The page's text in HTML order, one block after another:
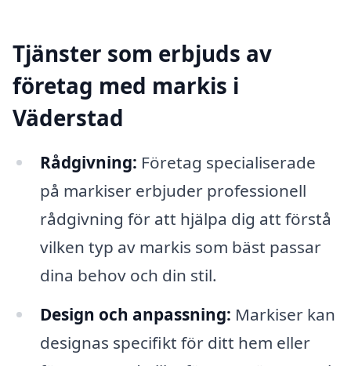
Tjänster som erbjuds av
företag med markis i
Väderstad
Rådgivning: Företag specialiserade
på markiser erbjuder professionell
rådgivning för att hjälpa dig att förstå
vilken typ av markis som bäst passar
dina behov och din stil.
Design och anpassning: Markiser kan
designas specifikt för ditt hem eller